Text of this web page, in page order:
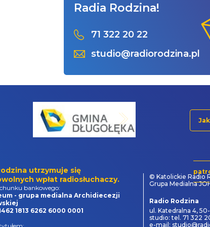
Radia Rodzina!
71 322 20 22
studio@radiorodzina.pl
utrzymuje się
wpłat radiosłuchaczy.
bankowego:
- grupa medialna Archidiecezji
1813 6262 6000 0001
© Katolickie Radio
Grupa Medialna
Radio Rodzina
ul. Katedralna 4,
studio: tel. 71 322
e-mail: